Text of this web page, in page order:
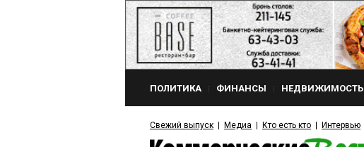
ПОЛИТИКА ФИНАНСЫ НЕДВИЖИМОСТЬ
Свежий выпуск Медиа Кто есть кто Интервью